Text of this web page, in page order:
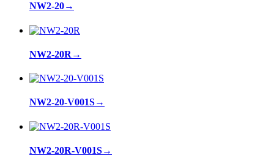
NW2-20→
NW2-20R →
NW2-20-V001S→
NW2-20R-V001S→